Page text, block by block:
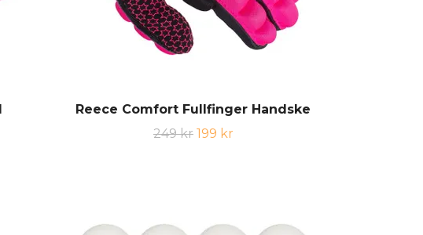
Reece Comfort Fullfinger Handske
249 kr 199 kr